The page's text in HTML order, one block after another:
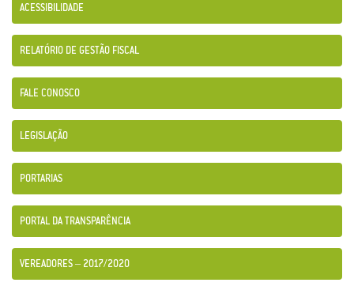
ACESSIBILIDADE
RELATÓRIO DE GESTÃO FISCAL
FALE CONOSCO
LEGISLAÇÃO
PORTARIAS
PORTAL DA TRANSPARÊNCIA
VEREADORES – 2017/2020